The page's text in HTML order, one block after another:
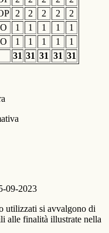
2 2 2 2
2
O 1 1 1 1
1
O 1 1 1 1
1
31 31 31 31 31
09-2023
utilizzati si avvalgono di
alle finalità illustrate nella